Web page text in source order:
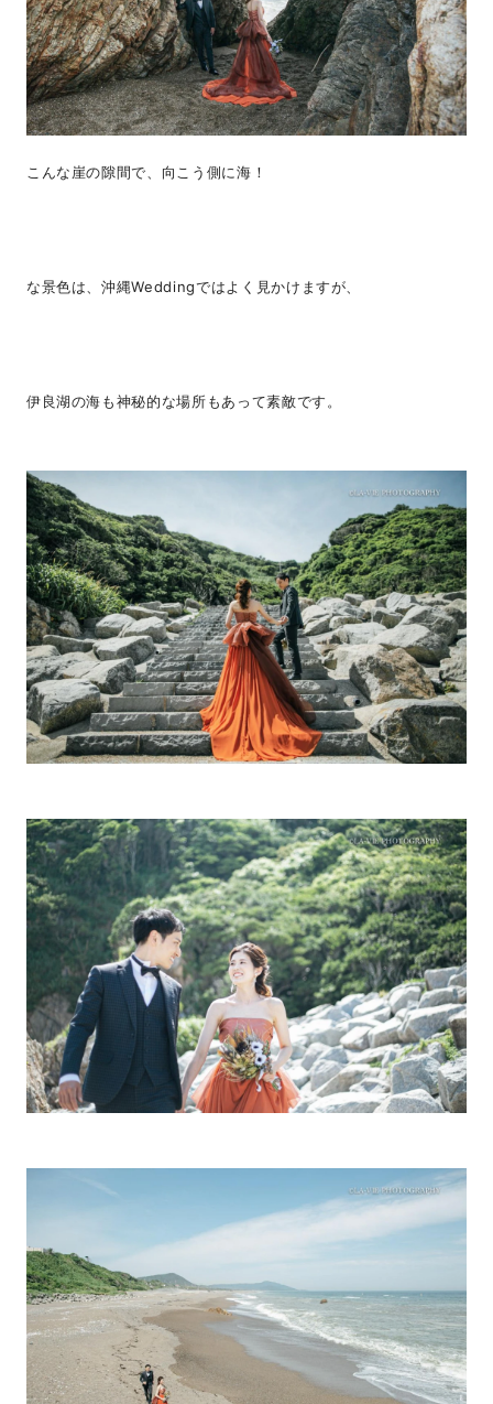
こんな崖の隙間で、向こう側に海！
な景色は、沖縄Weddingではよく見かけますが、
伊良湖の海も神秘的な場所もあって素敵です。